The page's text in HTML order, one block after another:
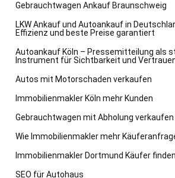
Gebrauchtwagen Ankauf Braunschweig
LKW Ankauf und Autoankauf in
Effizienz und beste Preise garantiert
Autoankauf Köln – Pressemitteilung als
Instrument für Sichtbarkeit und
Autos mit Motorschaden verkaufen
Immobilienmakler Köln mehr Kunden
Gebrauchtwagen mit Abholung verkaufen
Wie Immobilienmakler mehr
Immobilienmakler Dortmund Käufer finden
SEO für Autohaus